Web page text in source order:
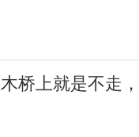
桥上就是不走